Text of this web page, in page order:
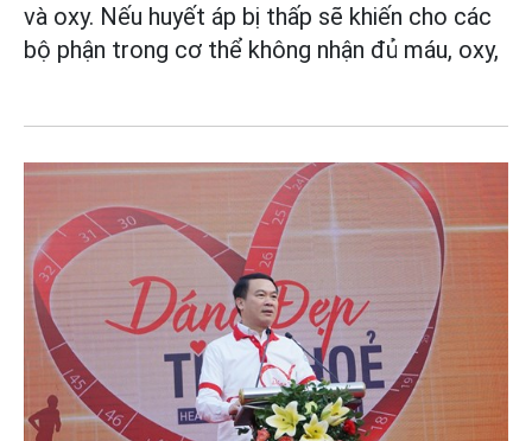
và oxy. Nếu huyết áp bị thấp sẽ khiến cho các
bộ phận trong cơ thể không nhận đủ máu, oxy,